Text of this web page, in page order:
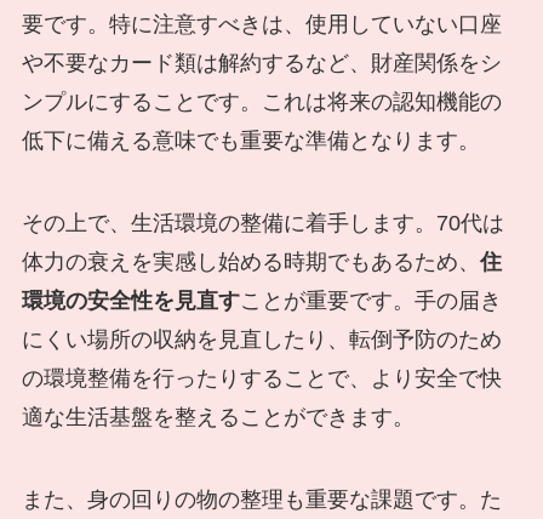
要です。特に注意すべきは、使用していない口座
や不要なカード類は解約するなど、財産関係をシ
ンプルにすることです。これは将来の認知機能の
低下に備える意味でも重要な準備となります。
その上で、生活環境の整備に着手します。70代は
体力の衰えを実感し始める時期でもあるため、 住
環境の安全性を見直すことが重要です。手の届き
にくい場所の収納を見直したり、転倒予防のため
の環境整備を行ったりすることで、より安全で快
適な生活基盤を整えることができます。
また、身の回りの物の整理も重要な課題です。た